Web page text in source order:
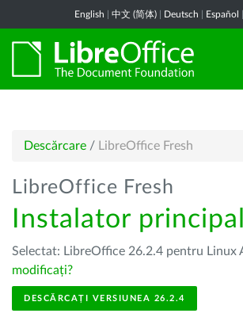
English 中文 (简体) Deutsch Español
Descărcare / LibreOffice Fresh
LibreOffice Fresh
Instalator principal
Selectat: LibreOffice 26.2.4 pentru Linux
modificați?
DESCĂRCAȚI VERSIUNEA 26.2.4